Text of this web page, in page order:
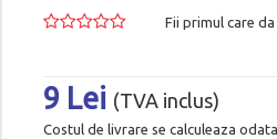
Fii primul care
9 Lei (TVA inclus)
Costul de livrare se calculeaza